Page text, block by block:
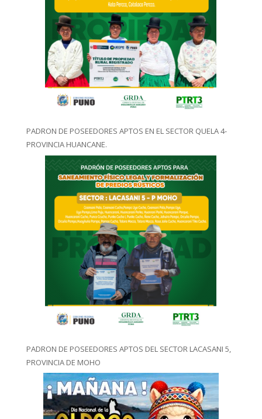
PADRON DE POSEEDORES APTOS EN EL SECTOR QUELA 4-
PROVINCIA HUANCANE.
PADRON DE POSEEDORES APTOS DEL SECTOR LACASANI 5,
PROVINCIA DE MOHO